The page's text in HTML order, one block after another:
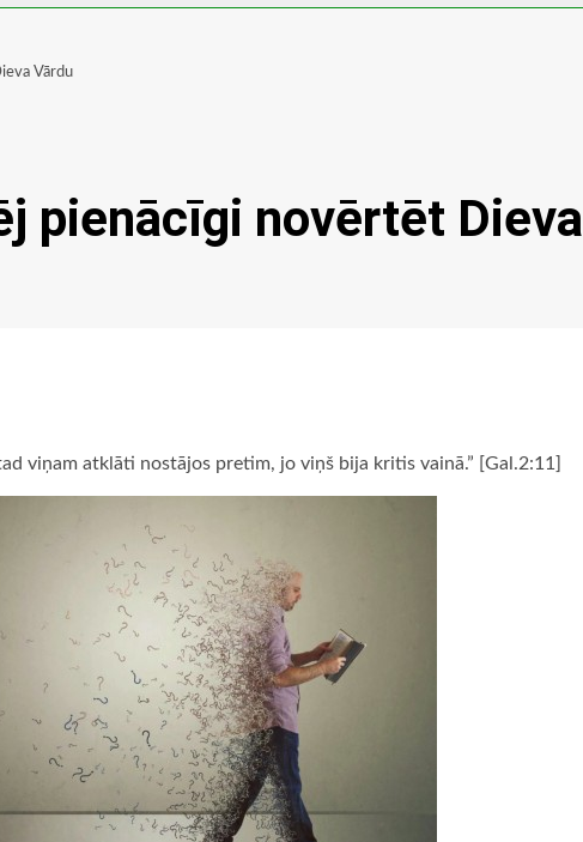
Vārdu
pienācīgi novērtēt Dieva
viņam atklāti nostājos pretim, jo viņš bija kritis vainā.” [Gal.2:11]